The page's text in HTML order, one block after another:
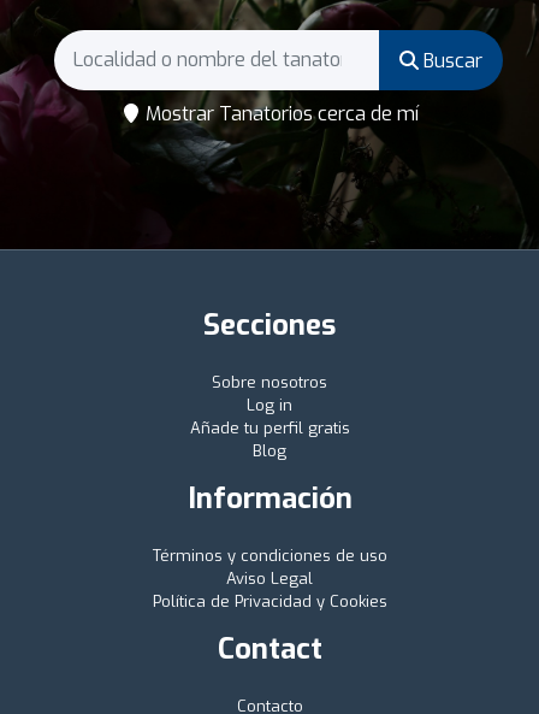
Buscar
Mostrar Tanatorios cerca de mí
Secciones
Sobre nosotros
Log in
Añade tu perfil gratis
Blog
Información
Términos y condiciones de uso
Aviso Legal
Política de Privacidad y Cookies
Contact
Contacto